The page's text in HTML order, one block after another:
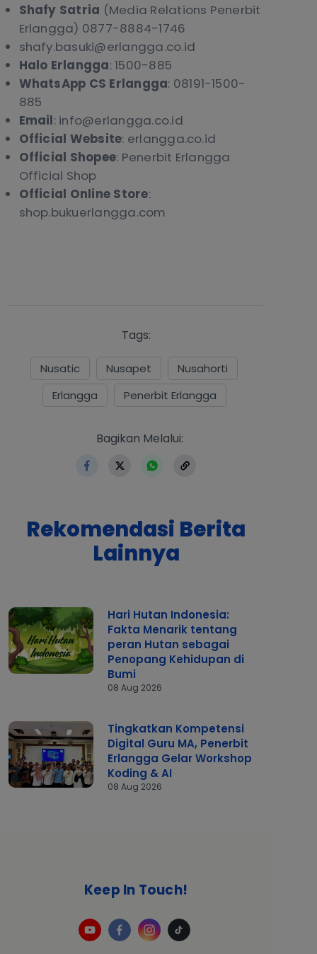
Shafy Satria (Media Relations Penerbit
Erlangga) 0877-8884-1746
shafy.basuki@erlangga.co.id
Halo Erlangga: 1500-885
WhatsApp CS Erlangga: 08191-1500-
885
Email: info@erlangga.co.id
Official Website: erlangga.co.id
Official Shopee: Penerbit Erlangga
Official Shop
Official Online Store:
shop.bukuerlangga.com
Tags:
Nusatic Nusapet
Nusahorti
Erlangga
Penerbit Erlangga
https://www.erlangga.co.id/
Bagikan Melalui:
Rekomendasi Berita
Lainnya
Hari Hutan Indonesia:
Fakta Menarik tentang
peran Hutan sebagai
Penopang Kehidupan di
Bumi
08 Aug 2026
Tingkatkan Kompetensi
Digital Guru MA, Penerbit
Erlangga Gelar Workshop
Koding & AI
08 Aug 2026
Keep In Touch!